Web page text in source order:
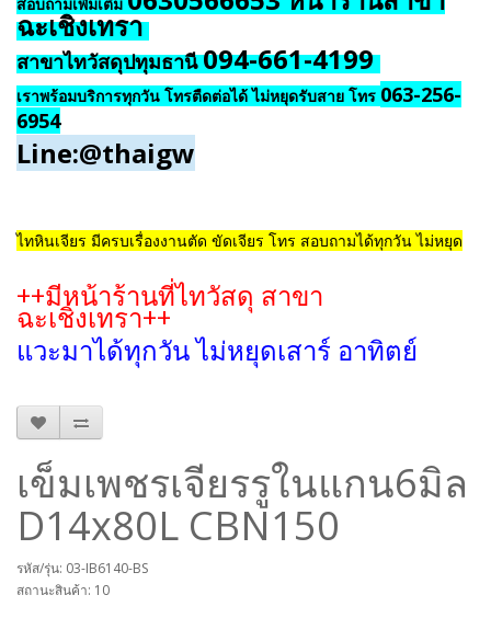
ฉะเชิงเทรา
สาขาไทวัสดุปทุมธานี094-661-4199
เราพร้อมบริการทุกวัน โทรตืดต่อได้ ไม่หยุดรับสาย โทร 063-256-
6954
Line:@thaigw
ไทหินเจียร มีครบเรื่องงานตัด ขัดเจียร โทร สอบถามได้ทุกวัน ไม่หยุด
++มีหน้าร้านที่ไทวัสดุ สาขา
ฉะเชิงเทรา++
แวะมาได้ทุกวัน ไม่หยุดเสาร์ อาทิตย์
เข็มเพชรเจียรรูในแกน6มิล
D14x80L CBN150
รหัส/รุ่น: 03-IB6140-BS
สถานะสินค้า: 10